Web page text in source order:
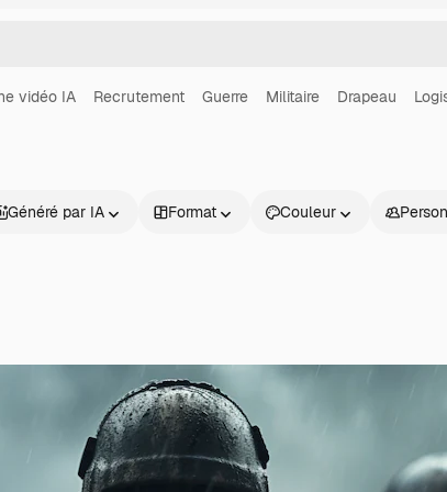
vidéo IA Recrutement Guerre Militaire Drapeau
Généré par IA Format Couleur
Produits Commencer